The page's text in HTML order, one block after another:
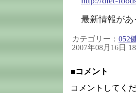
最新情報が
カテゴリー： 052
2007年08月16日
■コメント
コメントしてく